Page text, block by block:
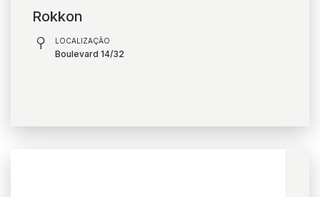
Rokkon
LOCALIZAÇÃO
Boulevard 14/32